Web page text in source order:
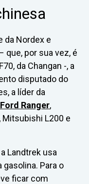
da Nordex e
que, por sua vez, é
da Changan -, a
disputado do
a líder da
Ranger,
Mitsubishi L200 e
Landtrek usa
Para o
ficar com